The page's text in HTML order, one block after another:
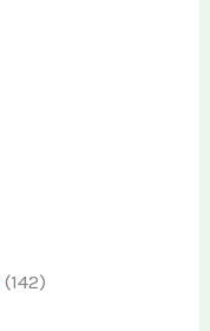
(142)